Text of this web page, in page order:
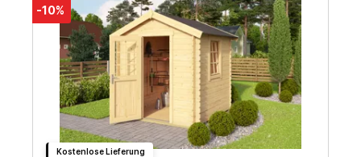
-10%
Kostenlose Lieferung